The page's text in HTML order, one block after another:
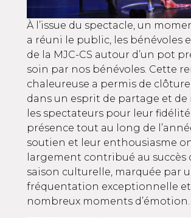
À l’issue du spectacle, un
a réuni le public, les bénévoles
de la MJC-CS autour d’un pot
soin par nos bénévoles. Cette
chaleureuse a permis de
dans un esprit de partage et de
les spectateurs pour leur
présence tout au long de
soutien et leur enthousiasme
largement contribué au succès
saison culturelle, marquée par
fréquentation exceptionnelle
nombreux moments d’émotion.